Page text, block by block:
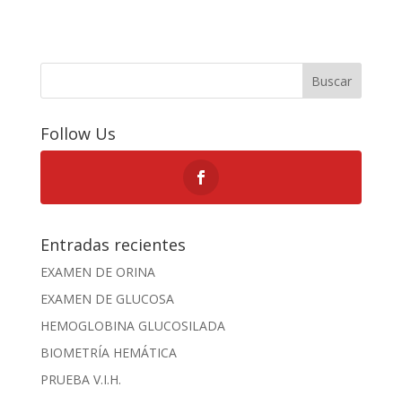
Buscar
Follow Us
Entradas recientes
EXAMEN DE ORINA
EXAMEN DE GLUCOSA
HEMOGLOBINA GLUCOSILADA
BIOMETRÍA HEMÁTICA
PRUEBA V.I.H.